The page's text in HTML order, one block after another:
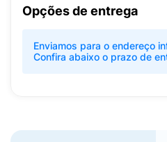
Opções de entrega
Enviamos para o endereço
Confira abaixo o prazo de